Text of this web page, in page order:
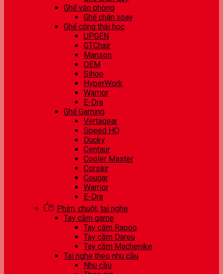
Ghế văn phòng
Ghế chân xoay
Ghế công thái học
UPGEN
GTChair
Manson
OEM
Sihoo
HyperWork
Warrior
E-Dra
Ghế Gaming
Vertagear
Speed HQ
Ducky
Centaur
Cooler Master
Corsair
Cougar
Warrior
E-Dra
Phím, chuột, tai nghe
Tay cầm game
Tay cầm Rapoo
Tay cầm Dareu
Tay cầm Machenike
Tai nghe theo nhu cầu
Nhu cầu